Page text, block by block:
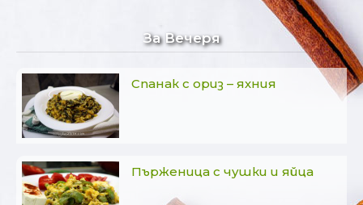
За Вечеря
Спанак с ориз – яхния
Пърженица с чушки и яйца